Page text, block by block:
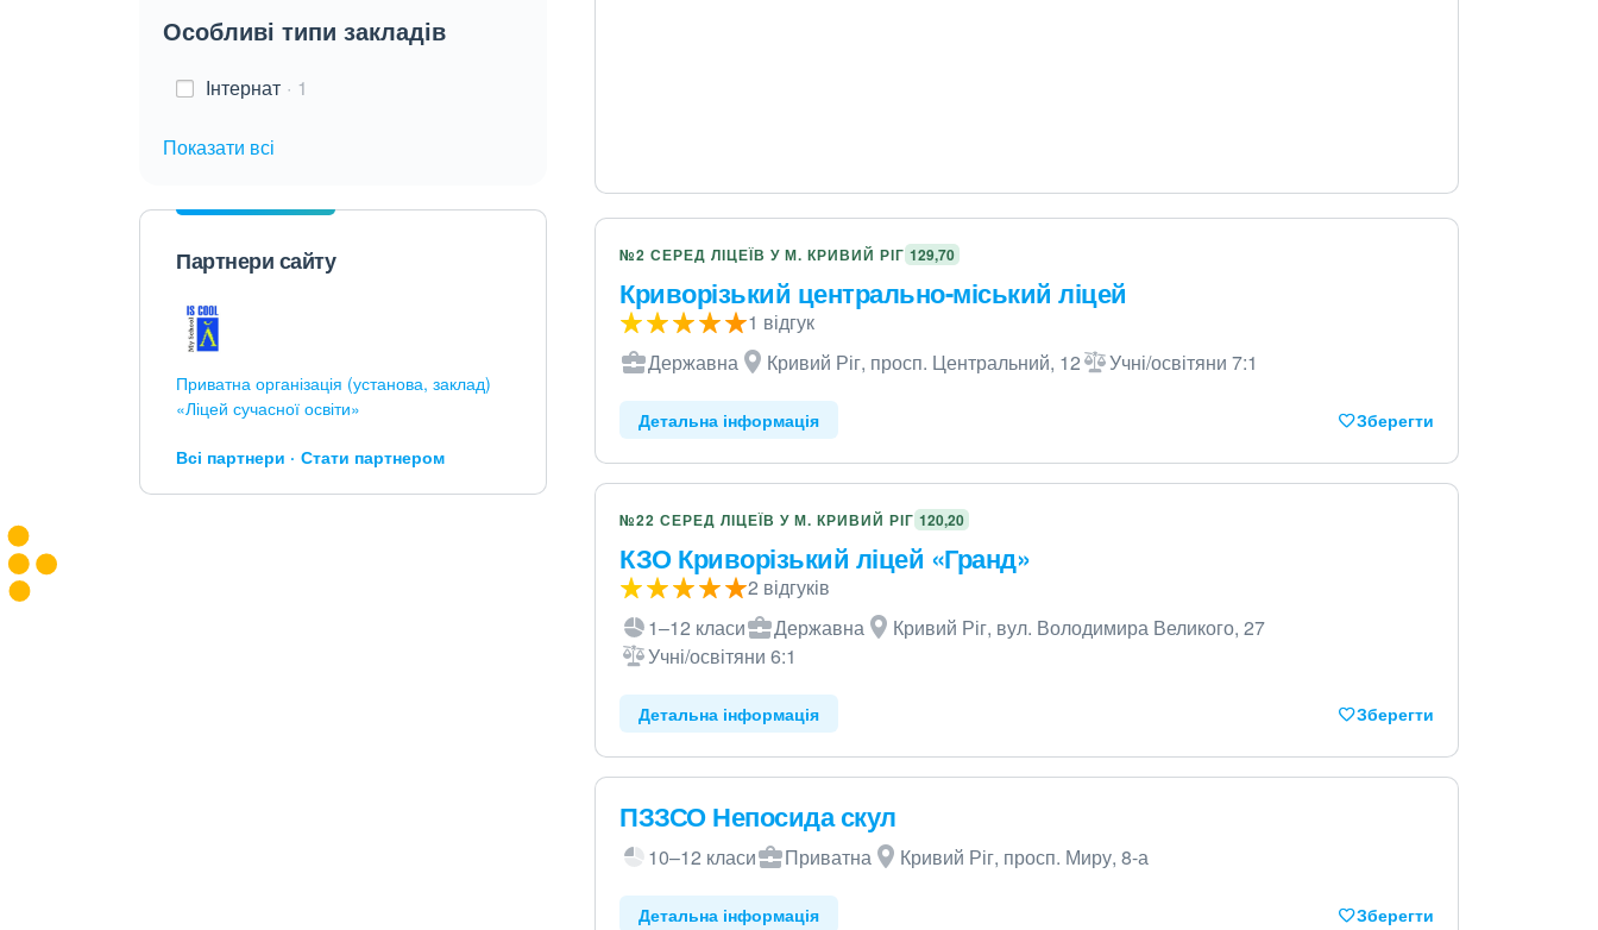
Особливі типи закладів
Інтернат 1
Показати всі
Партнери сайту
Приватна організація (установа, заклад)
«Ліцей сучасної освіти»
Всі партнери Стати партнером
№2 СЕРЕД ЛІЦЕЇВ У М. КРИВИЙ РІГ 129,70
Криворізький центрально-міський ліцей
1 відгук
Державна
Кривий Ріг, просп. Центральний, 12 Учні/освітяни 7:1
Детальна інформація Зберегти
№22 СЕРЕД ЛІЦЕЇВ У М. КРИВИЙ РІГ 120,20
КЗО Криворізький ліцей «Гранд»
2 відгуків
1–12 класи
Державна
Кривий Ріг, вул. Володимира Великого, 27
Учні/освітяни 6:1
Детальна інформація Зберегти
ПЗЗСО Непосида скул
10–12 класи Приватна Кривий Ріг, просп. Миру, 8-а
Детальна інформація Зберегти